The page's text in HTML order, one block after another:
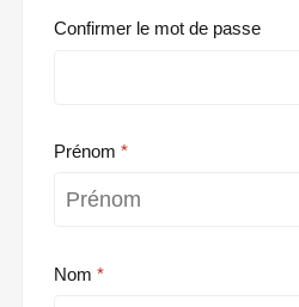
Confirmer le mot de passe
Prénom
Nom